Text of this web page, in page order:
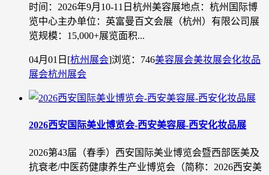
时间：2026年9月10-11日杭州美容展地点：杭州国际博
览中心主办单位：英富曼百文会展（杭州）有限公司展
览规模：15,000+展览面积...
04月01日 [杭州展会]浏览：746美容展会美妆展会化妆品
展会杭州展会
2026西安国际美业博览会-西安美容展-西安化妆品展
2026第43届（春季）西安国际美业博览会暨西部医美及
抗衰老/中医药健康养生产业博览会（简称：2026西安美